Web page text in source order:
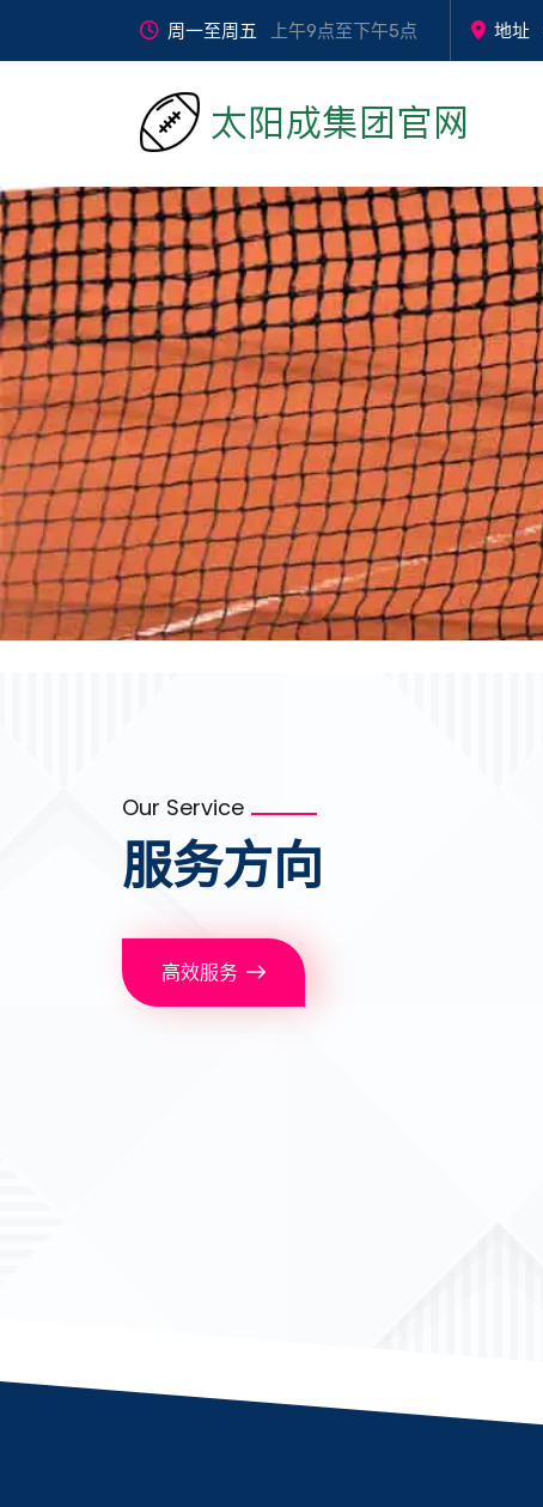
周一至周五 上午9点至下午5点 地址
Our Service
服务方向
高效服务